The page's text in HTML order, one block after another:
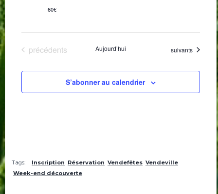
60€
Évènements
précédents Aujourd’hui Évènements
suivants
S’abonner au calendrier
Tags: Inscription Réservation Vendefêtes Vendeville
Week-end découverte